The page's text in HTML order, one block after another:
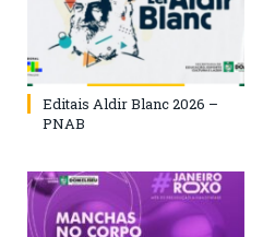
Editais Aldir Blanc 2026 –
PNAB